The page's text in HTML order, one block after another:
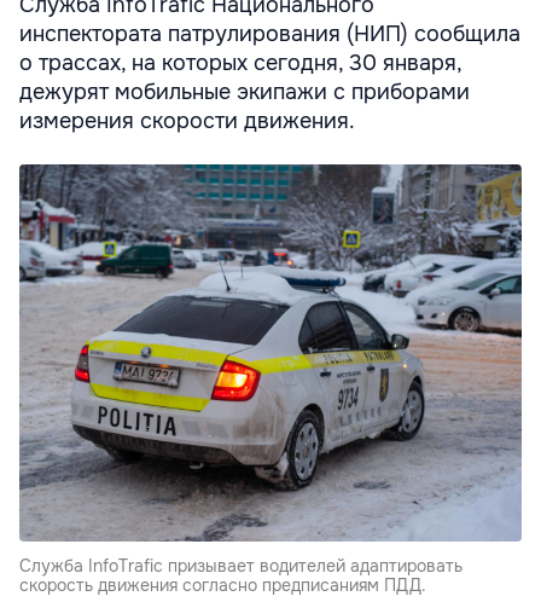
инспектората патрулирования (НИП) сообщила
о трассах, на которых сегодня, 30 января,
дежурят мобильные экипажи с приборами
измерения скорости движения.
Служба InfoTrafic призывает водителей адаптировать
скорость движения согласно предписаниям ПДД.